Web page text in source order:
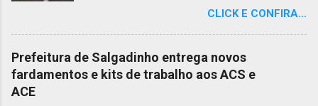
e gatos estariam sendo envenenados na
comunidade, provocando mortes marcadas
por intenso sofrimento dos animais. De acordo
com uma moradora, os casos vêm se
CLICK E CONFIRA...
Prefeitura de Salgadinho entrega novos
fardamentos e kits de trabalho aos ACS e
ACE